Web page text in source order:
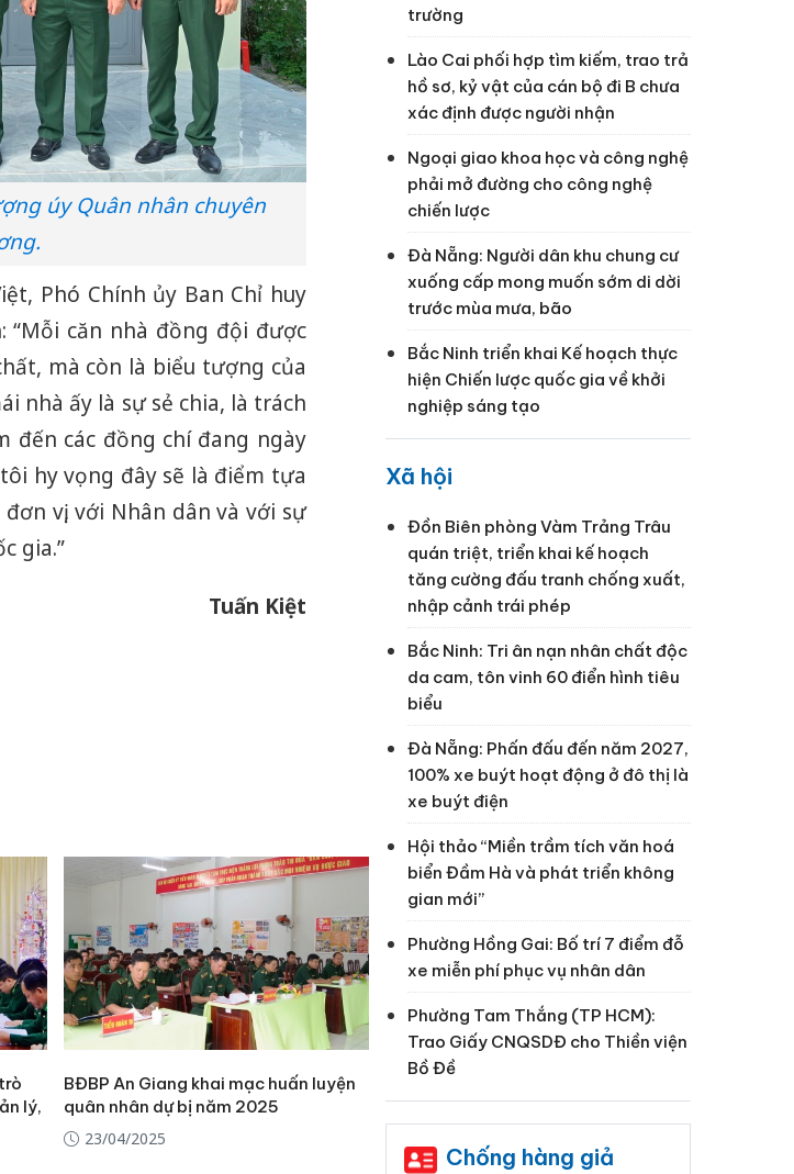
úy Quân nhân chuyên
Phó Chính ủy Ban Chỉ huy
“Mỗi căn nhà đồng đội được
mà còn là biểu tượng của
nhà ấy là sự sẻ chia, là trách
đến các đồng chí đang ngày
hy vọng đây sẽ là điểm tựa
vị, với Nhân dân và với sự
gia.”
Tuấn Kiệt
lý,
BĐBP An Giang khai mạc huấn luyện
quân nhân dự bị năm 2025
23/04/2025
trường
Lào Cai phối hợp tìm kiếm, trao trả
hồ sơ, kỷ vật của cán bộ đi B chưa
xác định được người nhận
Ngoại giao khoa học và công nghệ
phải mở đường cho công nghệ
chiến lược
Đà Nẵng: Người dân khu chung cư
xuống cấp mong muốn sớm di dời
trước mùa mưa, bão
Bắc Ninh triển khai Kế hoạch thực
hiện Chiến lược quốc gia về khởi
nghiệp sáng tạo
Xã hội
Đồn Biên phòng Vàm Trảng Trâu
quán triệt, triển khai kế hoạch
tăng cường đấu tranh chống xuất,
nhập cảnh trái phép
Bắc Ninh: Tri ân nạn nhân chất độc
da cam, tôn vinh 60 điển hình tiêu
biểu
Đà Nẵng: Phấn đấu đến năm 2027,
100% xe buýt hoạt động ở đô thị là
xe buýt điện
Hội thảo “Miền trầm tích văn hoá
biển Đầm Hà và phát triển không
gian mới”
Phường Hồng Gai: Bố trí 7 điểm đỗ
xe miễn phí phục vụ nhân dân
Phường Tam Thắng (TP HCM):
Trao Giấy CNQSDĐ cho Thiền viện
Bồ Đề
Chống hàng giả